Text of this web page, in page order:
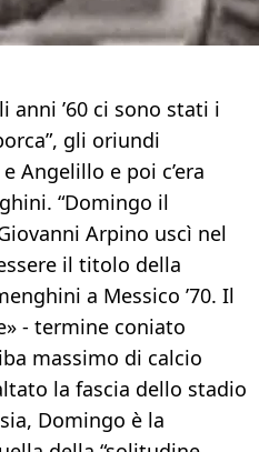
anni ’60 ci sono stati i
gli oriundi
Angelillo e poi c’era
“Domingo il
Arpino uscì nel
il titolo della
a Messico ’70. Il
- termine coniato
massimo di calcio
la fascia dello stadio
Domingo è la